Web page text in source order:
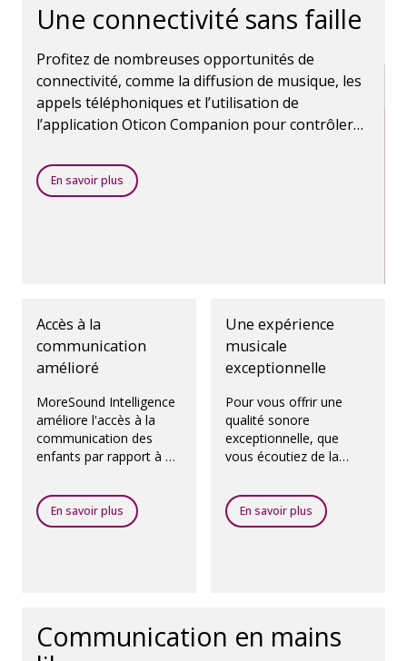
Une connectivité sans faille
Profitez de nombreuses opportunités de
connectivité, comme la diffusion de musique, les
appels téléphoniques et l’utilisation de
l’application Oticon Companion pour contrôler
Bluetooth rend tout cela possible.
En savoir plus
Accès à la
communication
amélioré
MoreSound Intelligence
améliore l'accès à la
communication des
enfants par rapport à un
omnidirectionnel.
En savoir plus
Une expérience
musicale
exceptionnelle
Pour vous offrir une
qualité sonore
exceptionnelle, que
vous écoutiez de la
parleurs ou en
streaming, nous avons
créé un programme
En savoir plus
Communication en mains